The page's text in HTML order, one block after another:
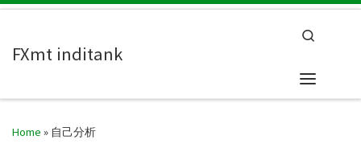
FXmt inditank
Home » 自己分析